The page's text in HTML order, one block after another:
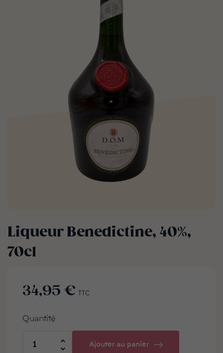
Liqueur Benedictine, 40%,
70cl
34,95 € TTC
Quantité
Ajouter au panier